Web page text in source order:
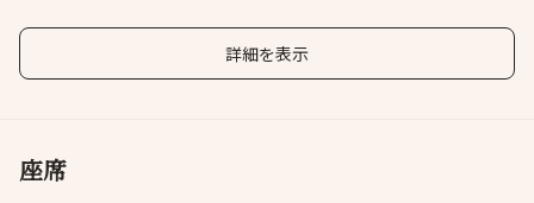
詳細を表示
座席